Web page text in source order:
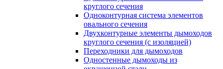
круглого сечения
Одноконтурная система элементов
овального сечения
Двухконтурные элементы дымоходов
круглого сечения (с изоляцией)
Переходники для дымоходов
Одностенные дымоходы из